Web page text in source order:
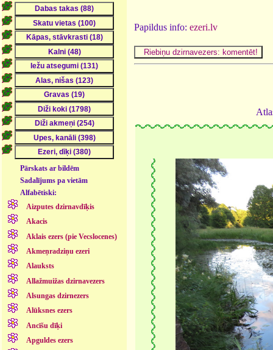
Pārskats ar bildēm
Sadalījums pa vietām
Alfabētiski:
Aizputes dzirnavdīķis
Akacis
Aklais ezers (pie Vecslocenes)
Akmeņradziņu ezeri
Alauksts
Allažmuižas dzirnavezers
Alsungas dzirnezers
Alūksnes ezers
Ancīšu dīķi
Apguldes ezers
Papildus info: ezeri.lv